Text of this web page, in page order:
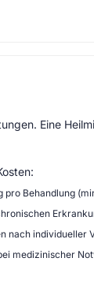
Eine
pro Behandlung
nach individueller
medizinischer